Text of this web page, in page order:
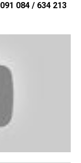
084 / 634 213